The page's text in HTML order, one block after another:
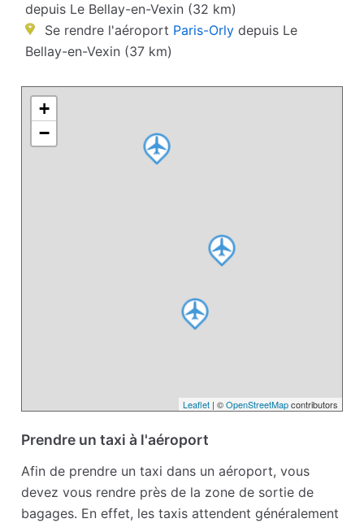
depuis Le Bellay-en-Vexin (32 km)
Se rendre l'aéroport Paris-Orly depuis Le
Bellay-en-Vexin (37 km)
+
−
Leaflet| ©OpenStreetMapcontributors
Prendre un taxi à l'aéroport
Afin de prendre un taxi dans un aéroport, vous
devez vous rendre près de la zone de sortie de
bagages. En effet, les taxis attendent généralement